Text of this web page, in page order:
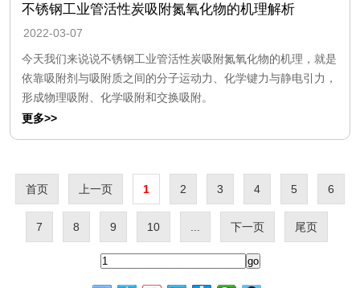
不锈钢工业管活性炭吸附氮氧化物的机理解析
2022-03-07
今天我们来说说不锈钢工业管活性炭吸附氮氧化物的机理，就是
依靠吸附剂与吸附质之间的分子运动力、化学键力与静电引力，
形成物理吸附、化学吸附和交换吸附。
更多>>
首页 上一页 1 2 3 4 5 6
7 8 9 10 ... 下一页 尾页